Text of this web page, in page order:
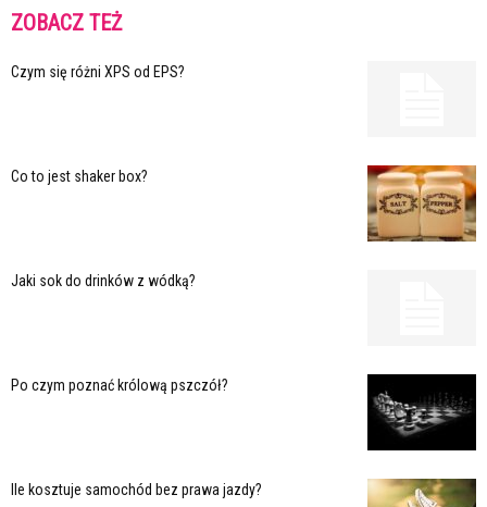
ZOBACZ TEŻ
Czym się różni XPS od EPS?
Co to jest shaker box?
Jaki sok do drinków z wódką?
Po czym poznać królową pszczół?
Ile kosztuje samochód bez prawa jazdy?